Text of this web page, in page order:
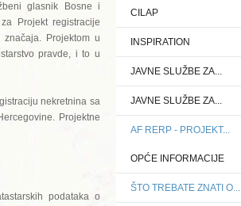
glasnik Bosne i
Projekt registracije
Projektom u
pravde, i to u
nekretnina sa
Projektne
podataka o
CILAP
INSPIRATION
JAVNE SLUŽBE ZA...
JAVNE SLUŽBE ZA...
AF RERP - PROJEKT...
OPĆE INFORMACIJE
ŠTO TREBATE ZNATI O...